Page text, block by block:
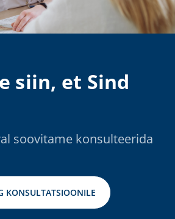
siin, et Sind
soovitame konsulteerida
KONSULTATSIOONILE